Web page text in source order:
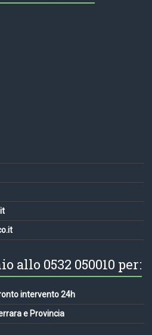
allo 0532 050010 per:
intervento 24h
e Provincia